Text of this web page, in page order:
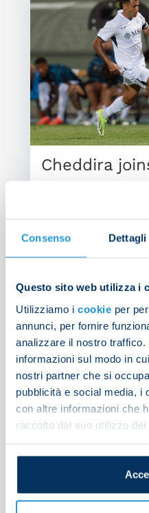
Consenso Dettagli
Questo sito web utilizza i
Utilizziamo i cookie per
annunci, per fornire
analizzare il nostro traffico.
informazioni sul modo in
nostri partner che si
pubblicità e social media, i
con altre informazioni che
raccolto dal suo utilizzo dei
Cheddira
Search
Articoli recenti
Attacking and defensive
Latest from training
Napoli 2-1 Osasuna
Afternoon training report
Commenti